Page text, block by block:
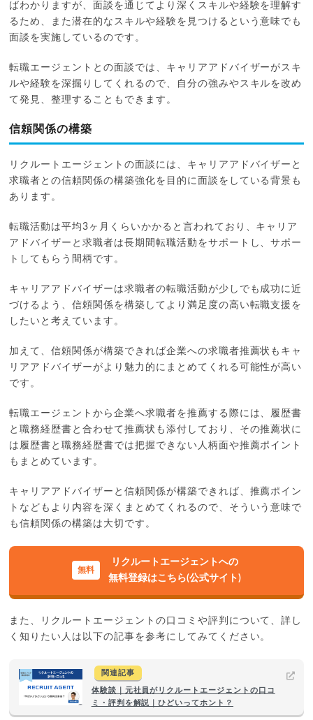
ばわかりますが、面談を通じてより深くスキルや経験を理解す
るため、また潜在的なスキルや経験を見つけるという意味でも
面談を実施しているのです。
転職エージェントとの面談では、キャリアアドバイザーがスキ
ルや経験を深掘りしてくれるので、自分の強みやスキルを改め
て発見、整理することもできます。
信頼関係の構築
リクルートエージェントの面談には、キャリアアドバイザーと
求職者との信頼関係の構築強化を目的に面談をしている背景も
あります。
転職活動は平均3ヶ月くらいかかると言われており、キャリア
アドバイザーと求職者は長期間転職活動をサポートし、サポー
トしてもらう間柄です。
キャリアアドバイザーは求職者の転職活動が少しでも成功に近
づけるよう、信頼関係を構築してより満足度の高い転職支援を
したいと考えています。
加えて、信頼関係が構築できれば企業への求職者推薦状もキャ
リアアドバイザーがより魅力的にまとめてくれる可能性が高い
です。
転職エージェントから企業へ求職者を推薦する際には、履歴書
と職務経歴書と合わせて推薦状も添付しており、その推薦状に
は履歴書と職務経歴書では把握できない人柄面や推薦ポイント
もまとめています。
キャリアアドバイザーと信頼関係が構築できれば、推薦ポイン
トなどもより内容を深くまとめてくれるので、そういう意味で
も信頼関係の構築は大切です。
リクルートエージェントへの
無料登録はこちら(公式サイト)
また、リクルートエージェントの口コミや評判について、詳し
く知りたい人は以下の記事を参考にしてみてください。
関連記事
体験談｜元社員がリクルートエージェントの口コ
ミ・評判を解説｜ひどいってホント？